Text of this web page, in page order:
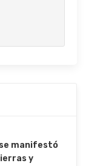
manifestó
y